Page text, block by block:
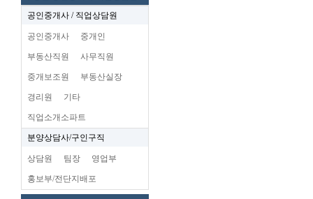
공인중개사 / 직업상담원
공인중개사 중개인
부동산직원 사무직원
중개보조원 부동산실장
경리원 기타
직업소개소파트
분양상담사/구인구직
상담원 팀장 영업부
홍보부/전단지배포